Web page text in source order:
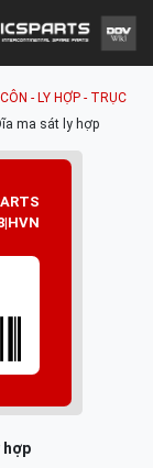
- LY HỢP - TRỤC
ma sát ly hợp
hợp